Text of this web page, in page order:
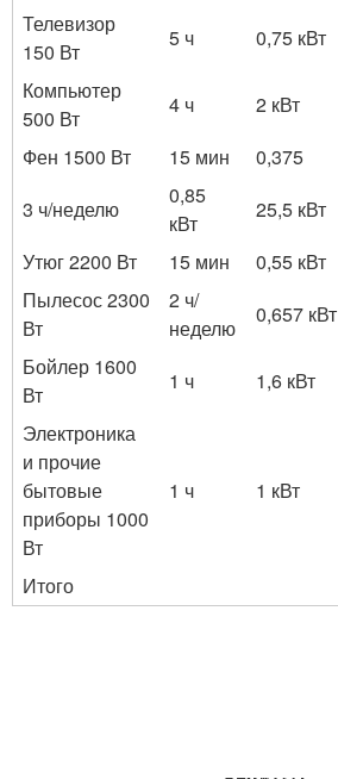
Телевизор
150 Вт
5 ч 0,75 кВт
Компьютер
500 Вт
4 ч 2 кВт
Фен 1500 Вт
15 мин 0,375
3 ч/неделю
0,85
кВт
25,5 кВт
Утюг 2200 Вт
15 мин 0,55 кВт
Пылесос 2300
Вт
2 ч/
неделю
0,657 кВт
Бойлер 1600
Вт
1 ч 1,6 кВт
Электроника
и прочие
бытовые
приборы 1000
Вт
1 ч 1 кВт
Итого